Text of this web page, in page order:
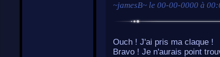
~jamesB~ le 00-00-0000 à
Ouch ! J'ai pris ma claque !
Bravo ! Je n'aurais point